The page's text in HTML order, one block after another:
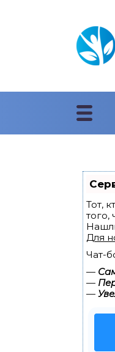
Тот,
того,
Для
Чат-
—
—
—
прически 2018
стрижки 2018